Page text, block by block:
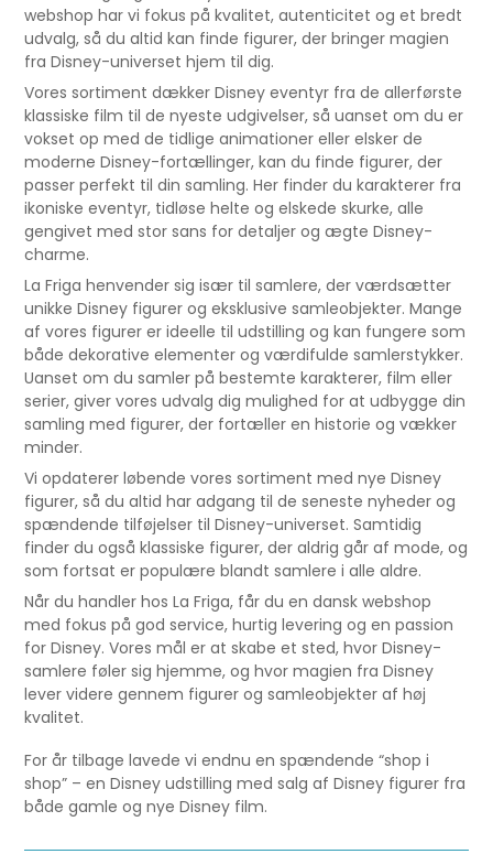
webshop har vi fokus på kvalitet, autenticitet og et bredt
udvalg, så du altid kan finde figurer, der bringer magien
fra Disney-universet hjem til dig.
Vores sortiment dækker Disney eventyr fra de allerførste
klassiske film til de nyeste udgivelser, så uanset om du er
vokset op med de tidlige animationer eller elsker de
moderne Disney-fortællinger, kan du finde figurer, der
passer perfekt til din samling. Her finder du karakterer fra
ikoniske eventyr, tidløse helte og elskede skurke, alle
gengivet med stor sans for detaljer og ægte Disney-
charme.
La Friga henvender sig især til samlere, der værdsætter
unikke Disney figurer og eksklusive samleobjekter. Mange
af vores figurer er ideelle til udstilling og kan fungere som
både dekorative elementer og værdifulde samlerstykker.
Uanset om du samler på bestemte karakterer, film eller
serier, giver vores udvalg dig mulighed for at udbygge din
samling med figurer, der fortæller en historie og vækker
minder.
Vi opdaterer løbende vores sortiment med nye Disney
figurer, så du altid har adgang til de seneste nyheder og
spændende tilføjelser til Disney-universet. Samtidig
finder du også klassiske figurer, der aldrig går af mode, og
som fortsat er populære blandt samlere i alle aldre.
Når du handler hos La Friga, får du en dansk webshop
med fokus på god service, hurtig levering og en passion
for Disney. Vores mål er at skabe et sted, hvor Disney-
samlere føler sig hjemme, og hvor magien fra Disney
lever videre gennem figurer og samleobjekter af høj
kvalitet.
For år tilbage lavede vi endnu en spændende “shop i
shop” – en Disney udstilling med salg af Disney figurer fra
både gamle og nye Disney film.